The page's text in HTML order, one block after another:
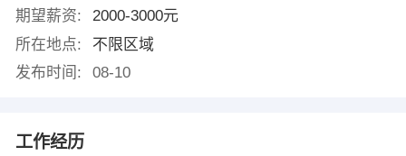
期望薪资:
2000-3000元
所在地点:
不限区域
发布时间:
08-10
工作经历